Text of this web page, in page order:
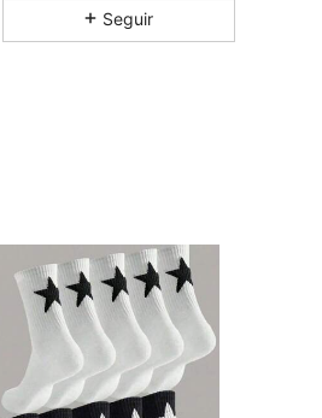
Seguir